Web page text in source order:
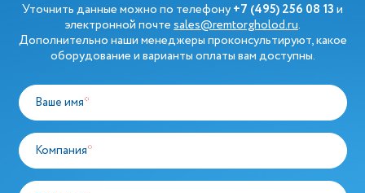
Уточнить данные можно по телефону+7 (495) 256 08 13и
электронной почтеsales@remtorgholod.ru.
Дополнительно наши менеджеры проконсультируют, какое
оборудование и варианты оплаты вам доступны.
Ваше имя*
Компания*